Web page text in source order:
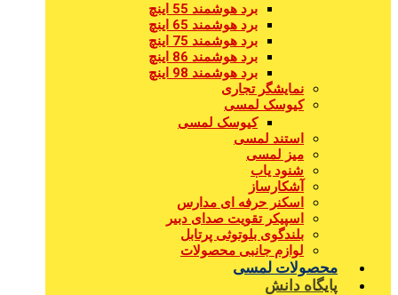
برد هوشمند 55 اینچ
برد هوشمند 65 اینچ
برد هوشمند 75 اینچ
برد هوشمند 86 اینچ
برد هوشمند 98 اینچ
نمایشگر تجاری
کیوسک لمسی
کیوسک لمسی
استند لمسی
میز لمسی
شنود یاب
آشکارساز
اسکنر حرفه ای مدارس
اسپیکر تقویت صدای دبیر
بلندگوی بلوتوثی پرتابل
لوازم جانبی محصولات
محصولات لمسی
پایگاه دانش